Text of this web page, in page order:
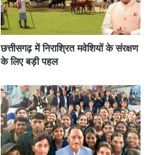
छत्तीसगढ़ में निराश्रित मवेशियों के संरक्षण
के लिए बड़ी पहल